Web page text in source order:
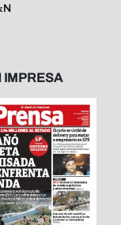
IMPRESA